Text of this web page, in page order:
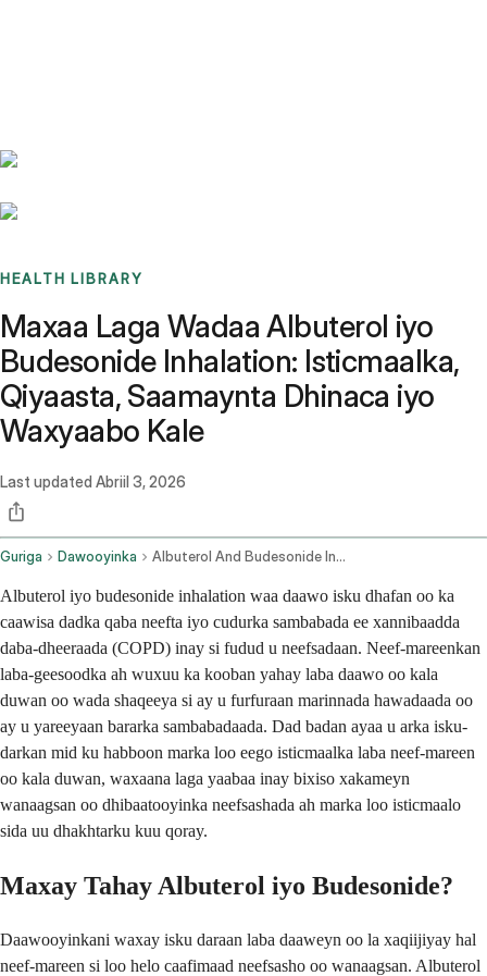
HEALTH LIBRARY
Maxaa Laga Wadaa Albuterol iyo
Budesonide Inhalation: Isticmaalka,
Qiyaasta, Saamaynta Dhinaca iyo
Waxyaabo Kale
Last updated Abriil 3, 2026
Guriga Dawooyinka Albuterol And Budesonide Inhalation Route
Albuterol iyo budesonide inhalation waa daawo isku dhafan oo ka
caawisa dadka qaba neefta iyo cudurka sambabada ee xannibaadda
daba-dheeraada (COPD) inay si fudud u neefsadaan. Neef-mareenkan
laba-geesoodka ah wuxuu ka kooban yahay laba daawo oo kala
duwan oo wada shaqeeya si ay u furfuraan marinnada hawadaada oo
ay u yareeyaan bararka sambabadaada. Dad badan ayaa u arka isku-
darkan mid ku habboon marka loo eego isticmaalka laba neef-mareen
oo kala duwan, waxaana laga yaabaa inay bixiso xakameyn
wanaagsan oo dhibaatooyinka neefsashada ah marka loo isticmaalo
sida uu dhakhtarku kuu qoray.
Maxay Tahay Albuterol iyo Budesonide?
Daawooyinkani waxay isku daraan laba daaweyn oo la xaqiijiyay hal
neef-mareen si loo helo caafimaad neefsasho oo wanaagsan. Albuterol